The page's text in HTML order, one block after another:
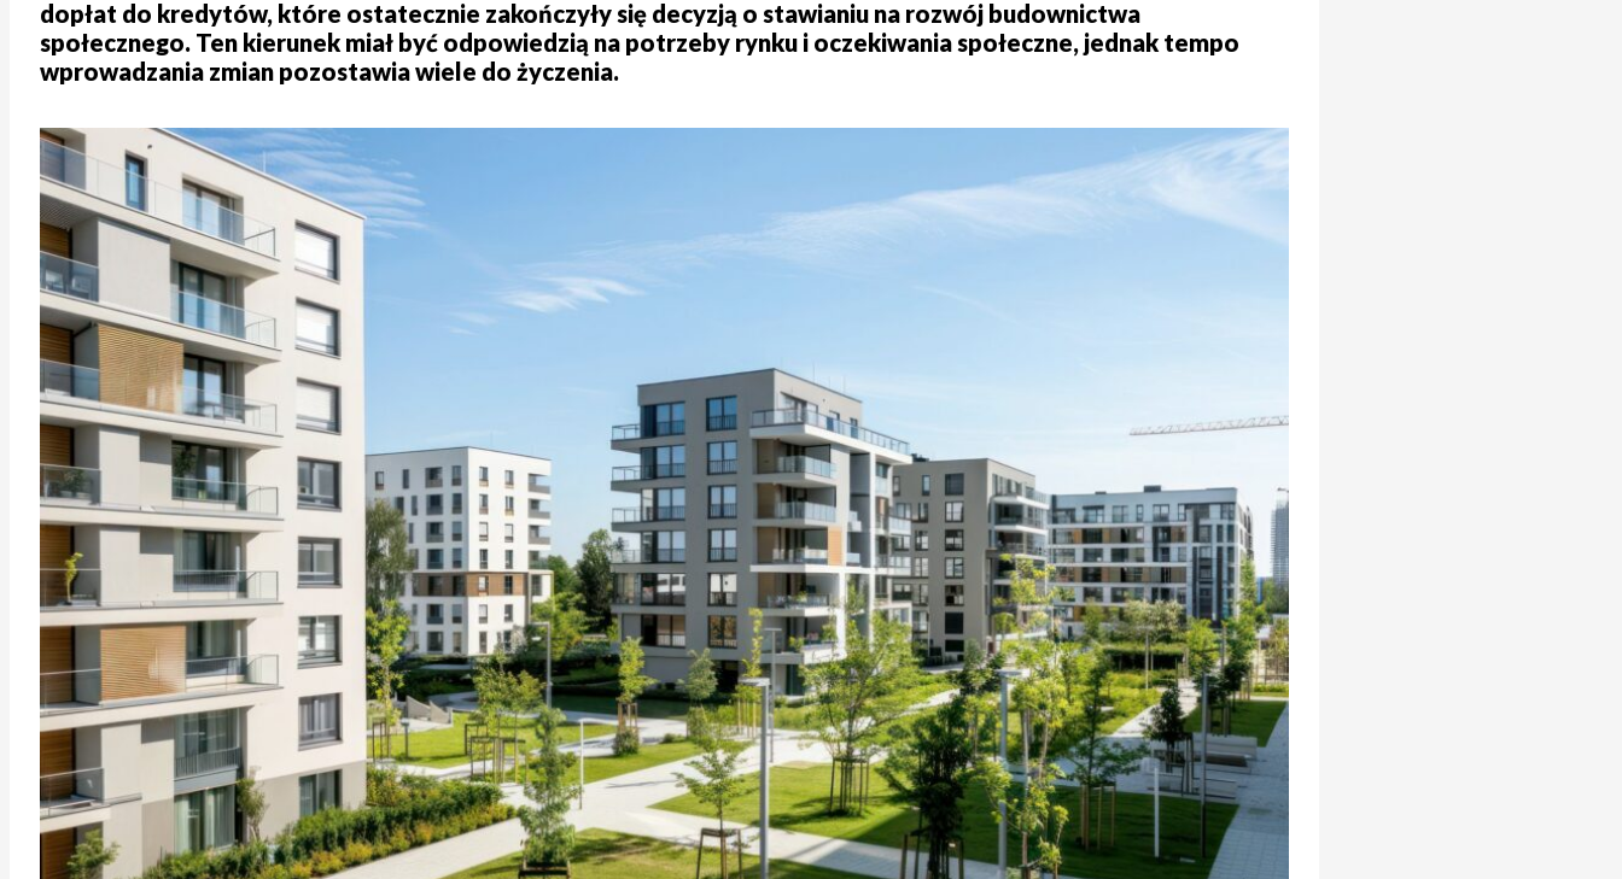
dopłat do kredytów, które ostatecznie zakończyły się decyzją o stawianiu na rozwój budownictwa
społecznego. Ten kierunek miał być odpowiedzią na potrzeby rynku i oczekiwania społeczne, jednak tempo
wprowadzania zmian pozostawia wiele do życzenia.